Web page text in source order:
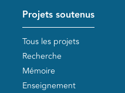
Projets soutenus
Tous les projets
Recherche
Mémoire
Enseignement